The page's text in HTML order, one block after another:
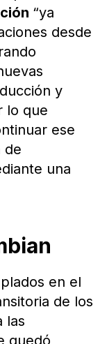
“ya
desde
y
lo que
ese
de
una
en el
de los
las
quedó